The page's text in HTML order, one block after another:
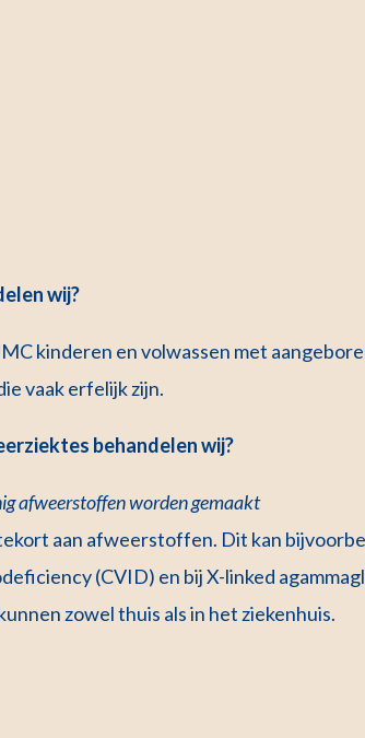
wij?
kinderen en volwassen met
vaak erfelijk zijn.
behandelen wij?
afweerstoffen worden gemaakt
aan afweerstoffen. Dit kan
(CVID) en bij X-linked
zowel thuis als in het ziekenhuis.